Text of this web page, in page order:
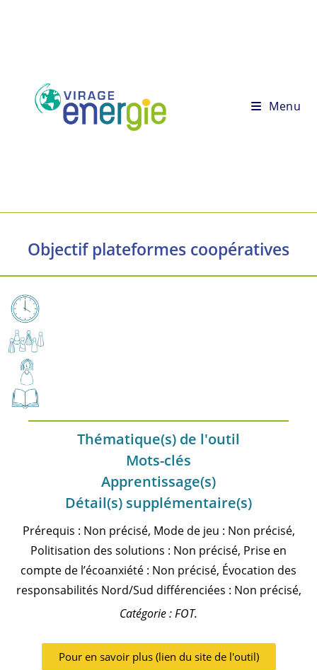
Menu
Objectif plateformes coopératives
Thématique(s) de l'outil
Mots-clés
Apprentissage(s)
Détail(s) supplémentaire(s)
Prérequis : Non précisé, Mode de jeu : Non précisé,
Politisation des solutions : Non précisé, Prise en
compte de l’écoanxiété : Non précisé, Évocation des
responsabilités Nord/Sud différenciées : Non précisé,
Catégorie : FOT.
Pour en savoir plus (lien du site de l'outil)